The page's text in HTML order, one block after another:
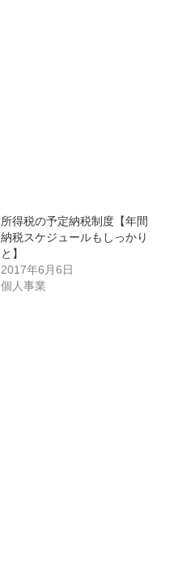
所得税の予定納税制度【年間
納税スケジュールもしっかり
と】
2017年6月6日
個人事業